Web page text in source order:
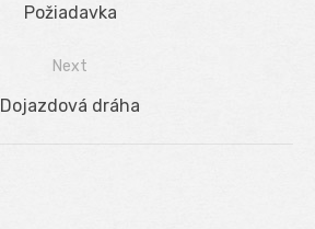
Previous
Požiadavka
Next
Next
Dojazdová dráha